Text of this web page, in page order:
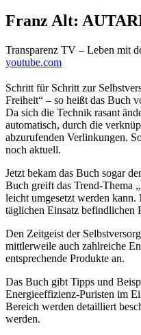
Franz Alt:
Transparenz TV – Leben mit
youtube.com
Schritt für Schritt zur
Freiheit“ – so heißt das Buch
Da sich die Technik rasant
automatisch, durch die
abzurufenden Verlinkungen.
noch aktuell.
Jetzt bekam das Buch sogar
Buch greift das Trend-Thema
leicht umgesetzt werden kann.
täglichen Einsatz befindlichen
Den Zeitgeist der
mittlerweile auch zahlreiche
entsprechende Produkte an.
Das Buch gibt Tipps und
Energieeffizienz-Puristen im
Bereich werden detailliert
werden.